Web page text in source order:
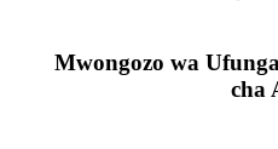
Mwongozo wa
cha